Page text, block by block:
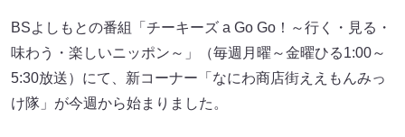
BSよしもとの番組「チーキーズ a Go Go！～行く・見る・
味わう・楽しいニッポン～」（毎週月曜～金曜ひる1:00～
5:30放送）にて、新コーナー「なにわ商店街ええもんみっ
け隊」が今週から始まりました。